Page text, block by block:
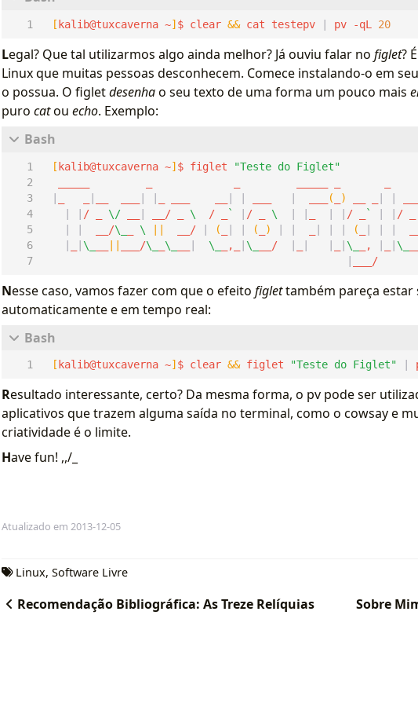
[ kalib@tuxcaverna ~] $ clear && cat testepv pv -qL 20
Legal? Que tal utilizarmos algo ainda melhor? Já ouviu falar no figlet?
Linux que muitas pessoas desconhecem. Comece instalando-o em
o possua. O figletdesenhao seu texto de uma forma um pouco mais
puro catou echo. Exemplo:
[kalib@tuxcaverna ~]$ figlet
"Teste do Figlet"
|
| | | | | | ( ) | |
|
| / _ \/ __ | __/ _ \ / _ ` | / _ \ | | | | / _ ` | | / _
|
|
  __/
\_ \ ||
  __/
| ( | | ( ) | | | | | ( | | |
|
| \_ || ___/\_ \_ | \_ _,_ | \_ __/ | | | | \_ _, | | \_
|
Nesse caso, vamos fazer com que o efeito figlettambém pareça estar
automaticamente e em tempo real:
[ kalib@tuxcaverna ~] $ clear && figlet "Teste do Figlet"
Resultado interessante, certo? Da mesma forma, o pv pode ser
aplicativos que trazem alguma saída no terminal, como o cowsay e
criatividade é o limite.
Have fun! ,,/_
Atualizado em 2013-12-05
Linux, Software Livre
Recomendação Bibliográfica: As Treze Relíquias Sobre